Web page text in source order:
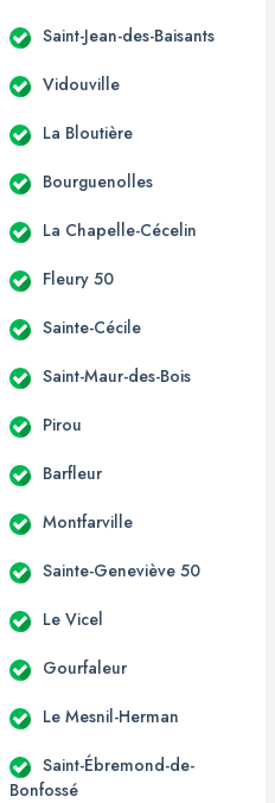
Saint-Jean-des-Baisants
Vidouville
La Bloutière
Bourguenolles
La Chapelle-Cécelin
Fleury 50
Sainte-Cécile
Saint-Maur-des-Bois
Pirou
Barfleur
Montfarville
Sainte-Geneviève 50
Le Vicel
Gourfaleur
Le Mesnil-Herman
Saint-Ébremond-de-
Bonfossé